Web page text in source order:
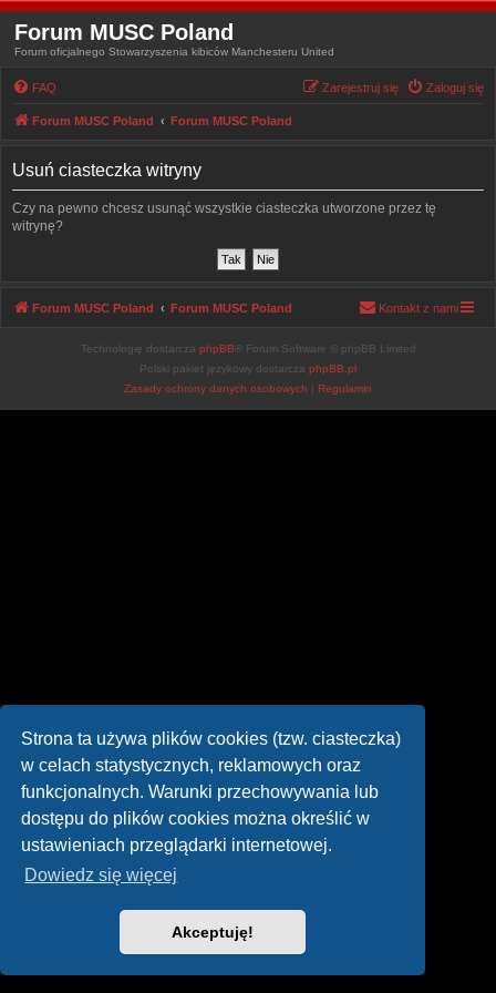
Strona ta używa plików cookies (tzw. ciasteczka)
w celach statystycznych, reklamowych oraz
funkcjonalnych. Warunki przechowywania lub
dostępu do plików cookies można określić w
ustawieniach przeglądarki internetowej.
Dowiedz się więcej
Akceptuję!
Forum MUSC Poland
Forum oficjalnego Stowarzyszenia kibiców Manchesteru United
FAQ Zaloguj się
Zarejestruj się
Forum MUSC Poland Forum MUSC Poland
Usuń ciasteczka witryny
Czy na pewno chcesz usunąć wszystkie ciasteczka utworzone przez tę
witrynę?
Forum MUSC Poland Forum MUSC Poland Kontakt z nami
Technologię dostarcza phpBB ® Forum Software © phpBB Limited
Polski pakiet językowy dostarcza phpBB.pl
Zasady ochrony danych osobowych | Regulamin